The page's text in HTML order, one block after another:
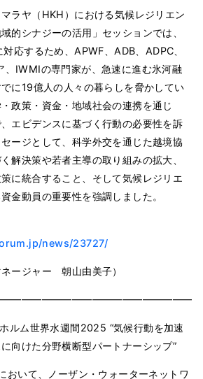
ラヤ（HKH）における気候レジリエン
的シナジーの活用」セッションでは、
応するため、APWF、ADB、ADPC、
IWMIの専門家が、急速に進む氷河融
に19億人の人々の暮らしを脅かしてい
政策・資金・地域社会の連携を通じ
エビデンスに基づく行動の必要性を訴
ージとして、科学外交を通じた越境協
解決策や若者主導の取り組みの拡大、
に統合すること、そして気候レジリエ
金動員の重要性を強調しました。
news/23727/
ネージャー 朝山由美子）
ルム世界水週間2025 “気候行動を加速
向けた分野横断型パートナーシップ”
おいて、ノーザン・ウォーターネットワ